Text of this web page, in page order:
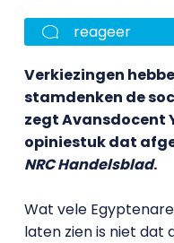
reageer
Verkiezingen
stamdenken de
zegt Avansdocent
opiniestuk dat
NRC Handelsblad.
Wat vele
laten zien is niet dat